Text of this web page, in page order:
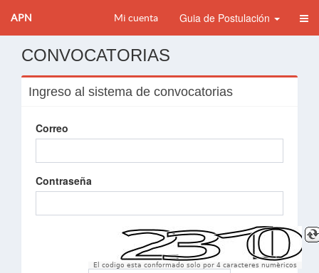
APN Mi cuenta Guia de Postulación
CONVOCATORIAS
Ingreso al sistema de convocatorias
Correo
Contraseña
El codigo esta conformado solo por 4 caracteres numèricos